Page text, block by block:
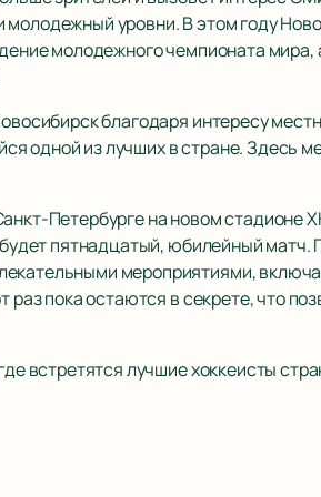
уровни. В этом году
молодежного чемпионата
благодаря интересу
одной из лучших в стране. Здесь
Петербурге на новом стадионе
пятнадцатый, юбилейный
мероприятиями,
пока остаются в секрете, что
встретятся лучшие хоккеисты